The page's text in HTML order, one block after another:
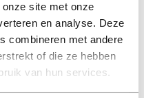
site met onze
en analyse. Deze
combineren met andere
of die ze hebben
van hun services.
glorie op